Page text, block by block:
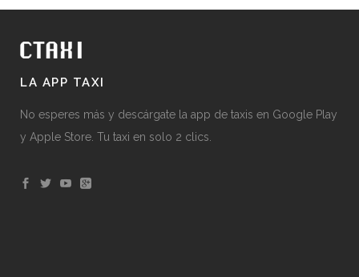
LA APP TAXI
No esperes más y descárgate la app de taxis en Google Play
y Apple Store. Tu taxi en solo 2 clics.